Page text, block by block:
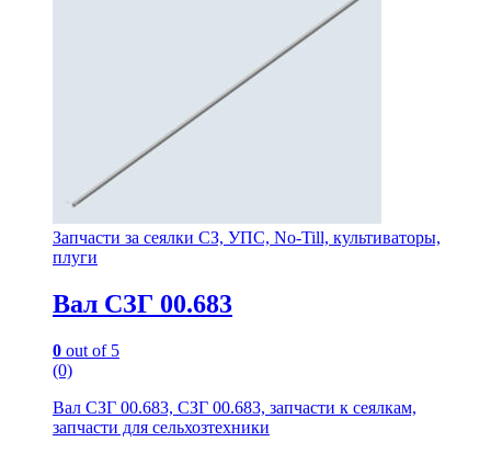
Запчасти за сеялки СЗ, УПС, No-Till, культиваторы,
плуги
Вал СЗГ 00.683
0 out of 5
(0)
Вал СЗГ 00.683, СЗГ 00.683, запчасти к сеялкам,
запчасти для сельхозтехники